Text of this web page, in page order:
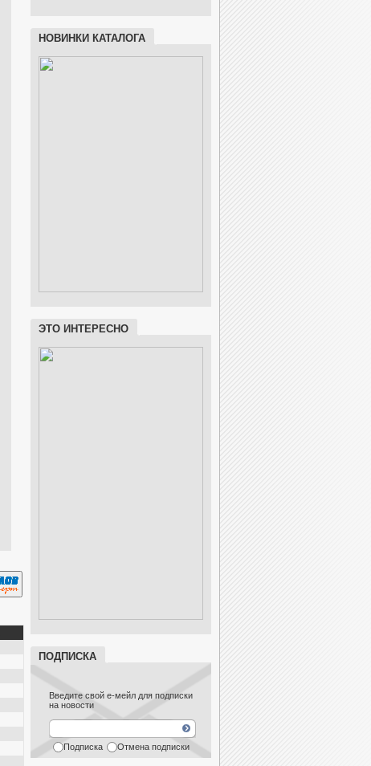
НОВИНКИ КАТАЛОГА
ЭТО ИНТЕРЕСНО
ПОДПИСКА
Введите свой е-мейл для подписки
на новости
Подписка Отмена подписки